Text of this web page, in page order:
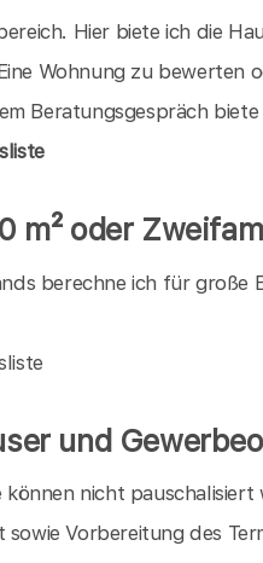
Hier biete ich die
Wohnung zu bewerten
Beratungsgespräch
m² oder
berechne ich für große
und
nicht
Vorbereitung des